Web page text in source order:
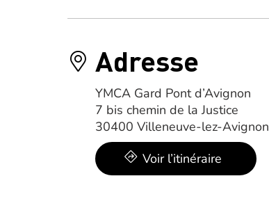
Adresse
YMCA Gard Pont d’Avignon
7 bis chemin de la Justice
30400 Villeneuve-lez-Avignon
Voir l’itinéraire